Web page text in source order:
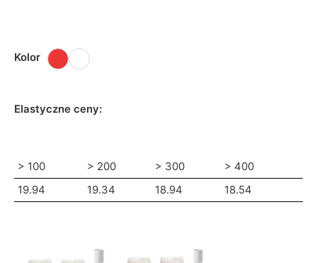
Kolor
Elastyczne ceny:
> 100 > 200 > 300
> 400
19.94
19.34 18.94 18.54